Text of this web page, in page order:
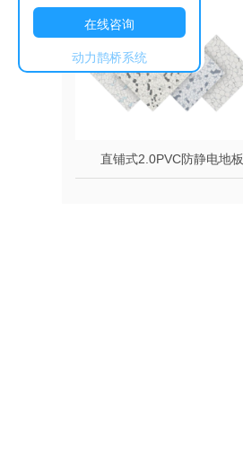
直铺式2.0PVC防静电地板
在线咨询
动力鹊桥系统